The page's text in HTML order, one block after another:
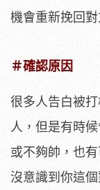
機會重新挽回對
＃確認原因
很多人告白被
人，但是有時
或不夠帥，也
沒意識到你這